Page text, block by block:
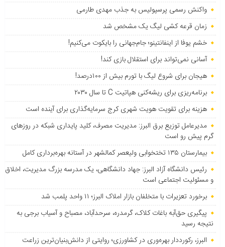
واکنش رسمی پرسپولیس به جذب مهدی طارمی
زمان قرعه کشی لیگ یک مشخص شد
خشم یوفا از اینفانتینو؛ جام‌جهانی را بایکوت می‌کنیم!
آسانی نمی‌تواند برای استقلال بازی کند!
هیجان برای شروع لیگ با تورم بیش از ۱۰۰درصد!
برنامه‌ریزی برای ریشه‌کنی هپاتیت C تا سال ۲۰۳۰
هزینه برای تقویت هویت شهری کرج سرمایه‌گذاری برای آینده است
مدیرعامل توزیع برق البرز: مدیریت مصرف، کلید پایداری شبکه در روزهای
گرم پیش رو است
بیمارستان ۱۳۵ تختخوابی ولیعصر کمالشهر در آستانه بهره‌برداری کامل
رئیس دانشگاه آزاد البرز: جهاد دانشگاهی، یک مدرسه بزرگ مدیریت، اخلاق
و مسئولیت اجتماعی است
برخورد تعزیرات با متخلفان بازار املاک البرز؛ ۱۱ واحد پلمب شد
پیگیری حق‌آبه باغات کلاک، گرمدره، سرحدآباد، مصباح و آسیاب برجی به
نتیجه رسید
البرز، رکورددار بهره‌وری در کشاورزی؛ روایتی از دانش‌بنیان‌ترین زراعت